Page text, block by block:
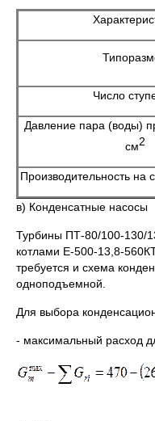
Число
Давление пара (воды)
см2
Производительность на
в) Конденсатные насосы
Турбины ПТ-80/100-130/
котлами Е-500-13,8-
требуется и схема
одноподъемной.
Для выбора
- максимальный расход